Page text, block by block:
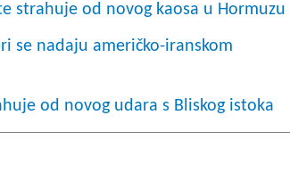
strahuje od novog kaosa u Hormuzu
se nadaju američko-iranskom
od novog udara s Bliskog istoka